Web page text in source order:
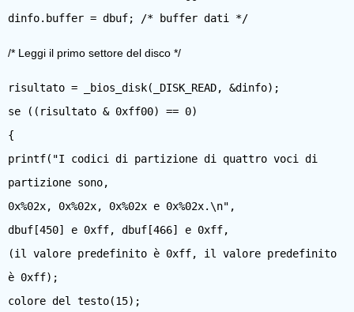
/* Leggi il primo settore del disco */
risultato = _bios_disk(_DISK_READ, &dinfo);
se ((risultato & 0xff00) == 0)
{
printf("I codici di partizione di quattro voci di
partizione sono,
0x%02x, 0x%02x, 0x%02x e 0x%02x.\n",
dbuf[450] e 0xff, dbuf[466] e 0xff,
(il valore predefinito è 0xff, il valore predefinito
è 0xff);
colore del testo(15);